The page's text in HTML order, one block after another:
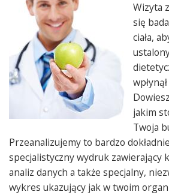
Wizyta
się
ciała,
jakim
Twoja
Przeanalizujemy to bardzo
specjalistyczny wydruk zawierający
analiz danych a także specjalny,
wykres ukazujący jak w twoim